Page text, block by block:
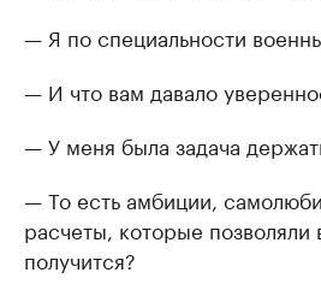
— Я по специальности
— И что вам давало
— У меня была задача
— То есть амбиции,
расчеты, которые позволяли
получится?